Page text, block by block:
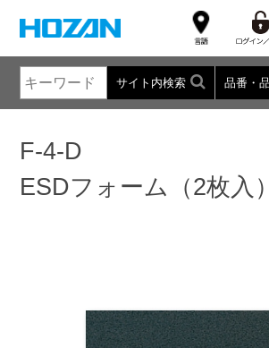
サイト内検索 品番・
F-4-D
ESDフォーム（2枚入）